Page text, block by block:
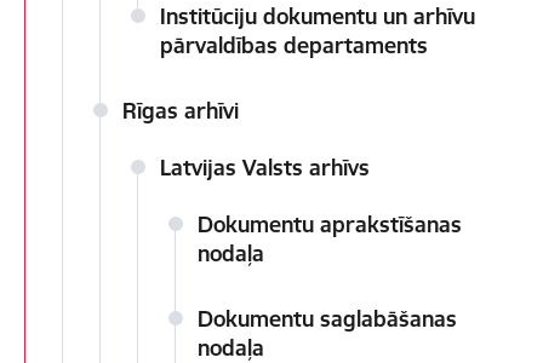
Institūciju dokumentu un arhīvu
pārvaldības departaments
Rīgas arhīvi
Latvijas Valsts arhīvs
Dokumentu aprakstīšanas
nodaļa
Dokumentu saglabāšanas
nodaļa